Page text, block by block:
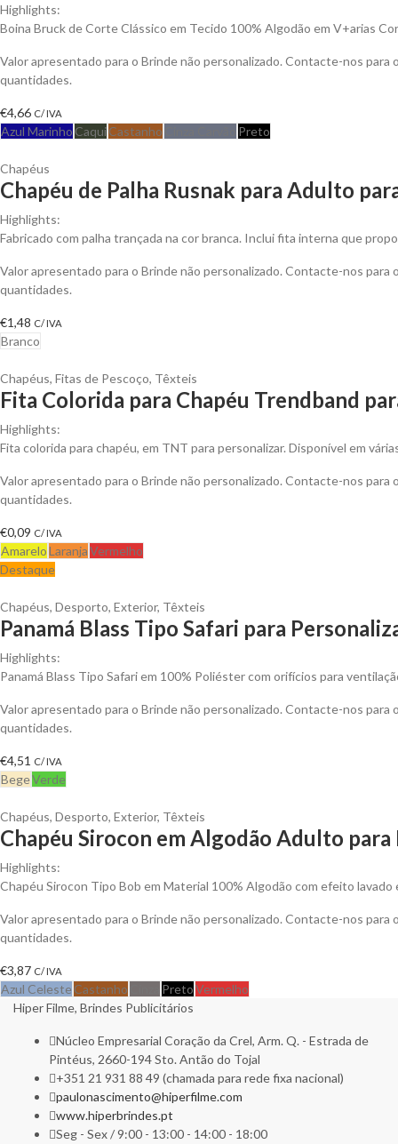
Highlights:
Boina Bruck de Corte Clássico em Tecido 100% Algodão em V+arias
Valor apresentado para o Brinde não personalizado. Contacte-nos
quantidades.
€4,66 C/ IVA
Azul Marinho CaquiCastanho Preto
Chapéus
Chapéu de Palha Rusnak para Adulto
Highlights:
Fabricado com palha trançada na cor branca. Inclui fita interna que
Valor apresentado para o Brinde não personalizado. Contacte-nos
quantidades.
€1,48 C/ IVA
Branco
Chapéus, Fitas de Pescoço, Têxteis
Fita Colorida para Chapéu Trendband
Highlights:
Fita colorida para chapéu, em TNT para personalizar. Disponível em
Valor apresentado para o Brinde não personalizado. Contacte-nos
quantidades.
€0,09 C/ IVA
AmareloLaranjaVermelho
Destaque
Chapéus, Desporto, Exterior, Têxteis
Panamá Blass Tipo Safari para
Highlights:
Panamá Blass Tipo Safari em 100% Poliéster com orifícios para
Valor apresentado para o Brinde não personalizado. Contacte-nos
quantidades.
€4,51 C/ IVA
BegeVerde
Chapéus, Desporto, Exterior, Têxteis
Chapéu Sirocon em Algodão Adulto
Highlights:
Chapéu Sirocon Tipo Bob em Material 100% Algodão com efeito
Valor apresentado para o Brinde não personalizado. Contacte-nos
quantidades.
€3,87 C/ IVA
Azul Celeste Castanho PretoVermelho
Hiper Filme, Brindes Publicitários
Núcleo Empresarial Coração da Crel, Arm. Q. - Estrada de
Pintéus, 2660-194 Sto. Antão do Tojal
+351 21 931 88 49 (chamada para rede fixa nacional)
paulonascimento@hiperfilme.com
www.hiperbrindes.pt
Seg - Sex / 9:00 - 13:00 - 14:00 - 18:00